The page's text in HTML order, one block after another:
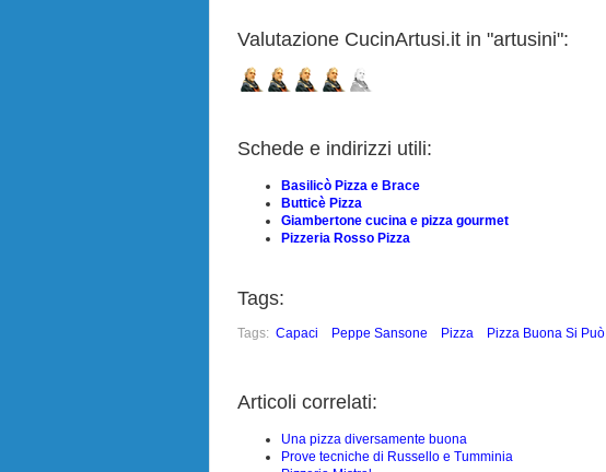
Valutazione CucinArtusi.it in "artusini":
Schede e indirizzi utili:
Basilicò Pizza e Brace
Butticè Pizza
Giambertone cucina e pizza gourmet
Pizzeria Rosso Pizza
Tags:
Tags: Capaci Peppe Sansone Pizza Pizza Buona Si Può
Articoli correlati:
Una pizza diversamente buona
Prove tecniche di Russello e Tumminia